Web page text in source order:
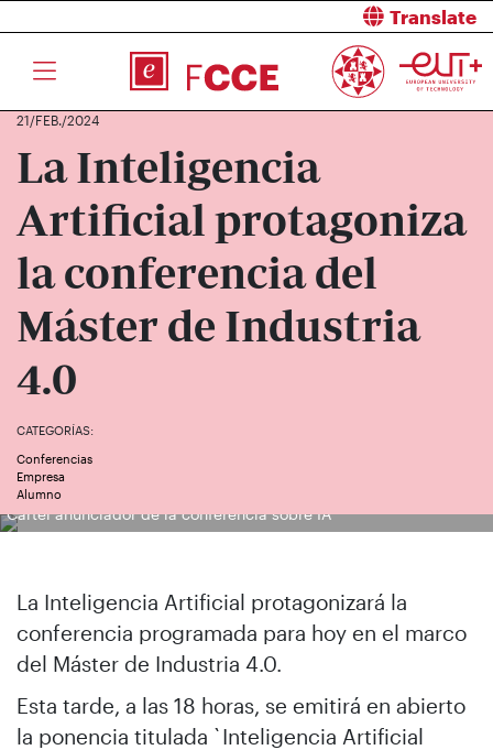
Translate
21/FEB./2024
La Inteligencia
Artificial protagoniza
la conferencia del
Máster de Industria
4.0
CATEGORÍAS:
Conferencias
Empresa
Alumno
Cartel anunciador de la conferencia sobre IA
La Inteligencia Artificial protagonizará la
conferencia programada para hoy en el marco
del Máster de Industria 4.0.
Esta tarde, a las 18 horas, se emitirá en abierto
la ponencia titulada `Inteligencia Artificial